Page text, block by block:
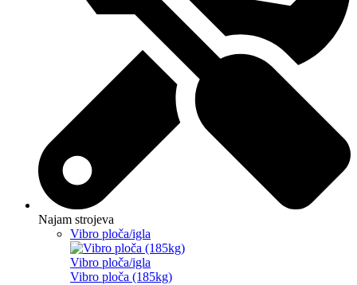
Najam strojeva
Vibro ploča/igla
Vibro ploča/igla
Vibro ploča (185kg)